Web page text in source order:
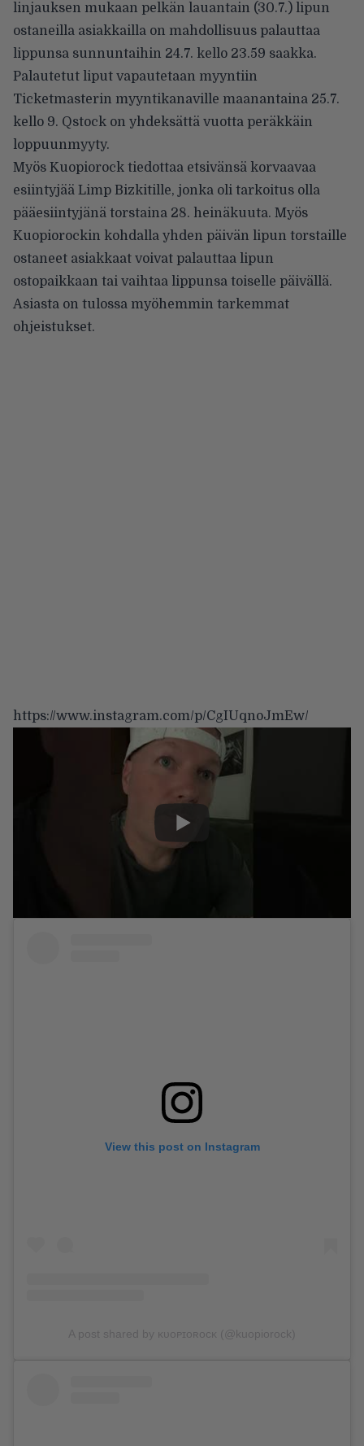
linjauksen mukaan pelkän lauantain (30.7.) lipun
ostaneilla asiakkailla on mahdollisuus palauttaa
lippunsa sunnuntaihin 24.7. kello 23.59 saakka.
Palautetut liput vapautetaan myyntiin
Ticketmasterin myyntikanaville maanantaina 25.7.
kello 9. Qstock on yhdeksättä vuotta peräkkäin
loppuunmyyty.
Myös Kuopiorock tiedottaa etsivänsä korvaavaa
esiintyjää Limp Bizkitille, jonka oli tarkoitus olla
pääesiintyjänä torstaina 28. heinäkuuta. Myös
Kuopiorockin kohdalla yhden päivän lipun torstaille
ostaneet asiakkaat voivat palauttaa lipun
ostopaikkaan tai vaihtaa lippunsa toiselle päivällä.
Asiasta on tulossa myöhemmin tarkemmat
ohjeistukset.
https://www.instagram.com/p/CgIUqnoJmEw/
View this post on Instagram
A post shared by ᴋᴜᴏᴘɪᴏʀᴏᴄᴋ (@kuopiorock)